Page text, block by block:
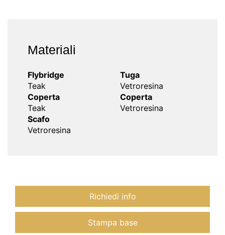
Materiali
Flybridge
Teak
Tuga
Vetroresina
Coperta
Teak
Coperta
Vetroresina
Scafo
Vetroresina
Richiedi info
Stampa base